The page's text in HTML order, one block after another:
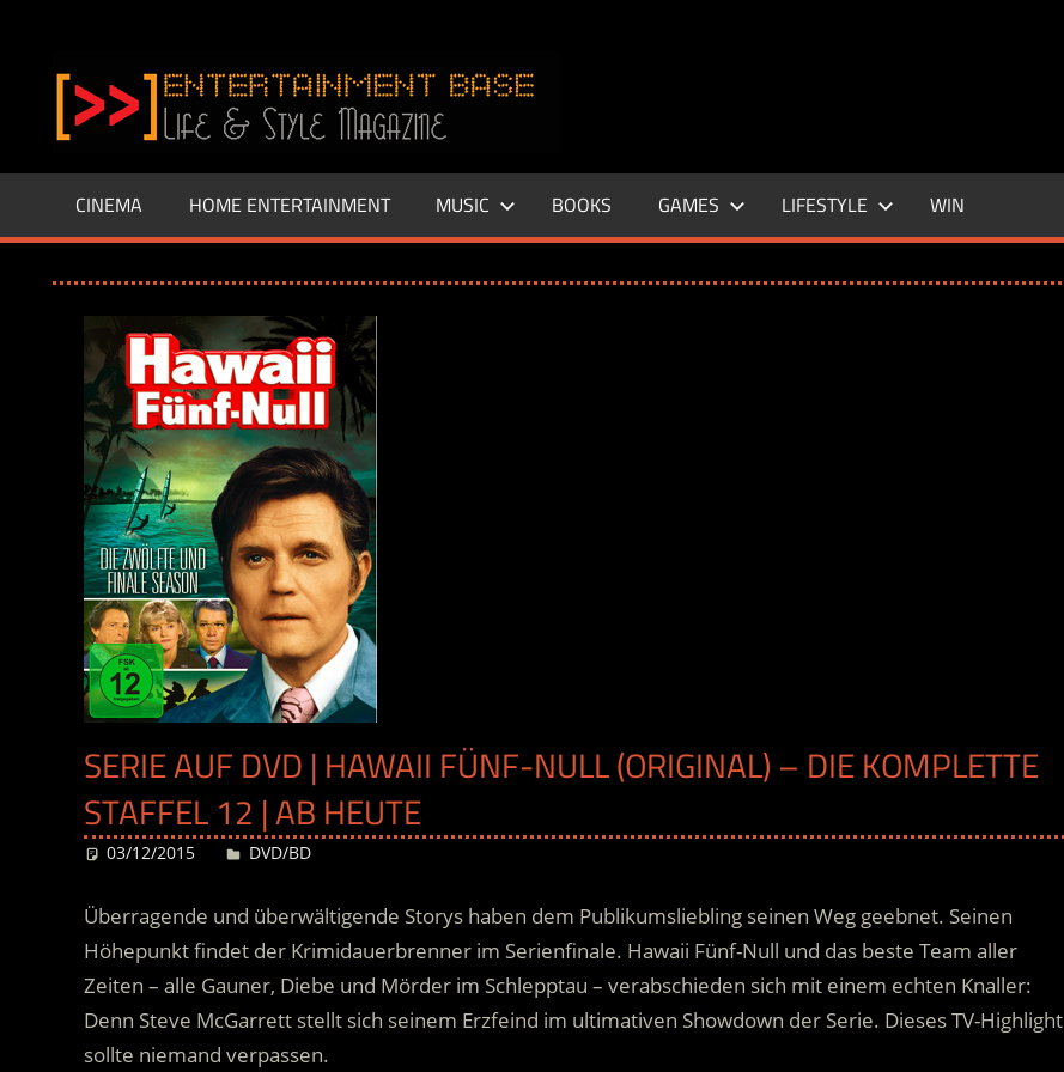
springen
–
LIFE
Base.de
CINEMA HOME ENTERTAINMENT MUSIC BOOKS GAMES LIFESTYLE WIN
SERIE AUF DVD | HAWAII FÜNF-NULL (ORIGINAL) – DIE KOMPLETTE
STAFFEL 12 | AB HEUTE
03/12/2015 Desiree
DVD/BD
Überragende und überwältigende Storys haben dem Publikumsliebling seinen Weg geebnet. Seinen
Höhepunkt findet der Krimidauerbrenner im Serienfinale. Hawaii Fünf-Null und das beste Team aller
Zeiten – alle Gauner, Diebe und Mörder im Schlepptau – verabschieden sich mit einem echten Knaller:
Denn Steve McGarrett stellt sich seinem Erzfeind im ultimativen Showdown der Serie. Dieses TV-Highlight
sollte niemand verpassen.